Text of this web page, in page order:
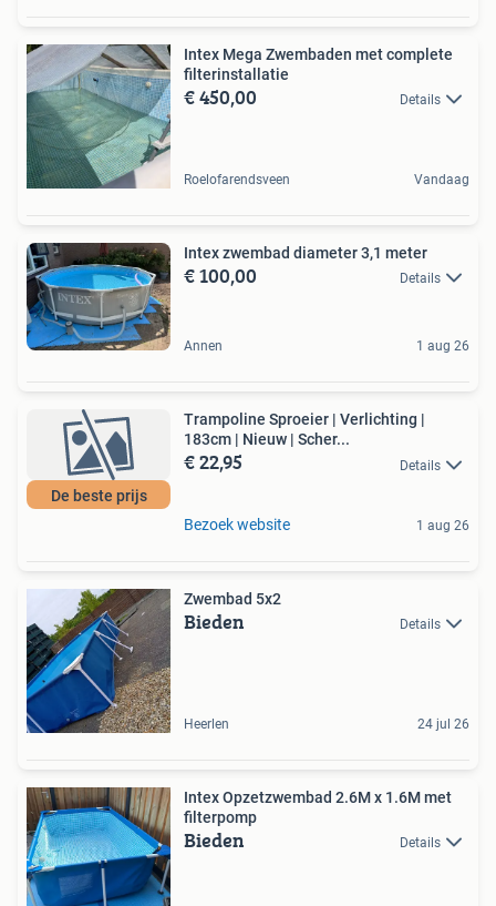
Intex Mega Zwembaden met complete
filterinstallatie
€ 450,00 Details
Roelofarendsveen Vandaag
Intex zwembad diameter 3,1 meter
€ 100,00 Details
Annen 1 aug 26
De beste prijs
Trampoline Sproeier | Verlichting |
183cm | Nieuw | Scher...
€ 22,95 Details
Bezoek website 1 aug 26
Zwembad 5x2
Bieden Details
Heerlen 24 jul 26
Intex Opzetzwembad 2.6M x 1.6M met
filterpomp
Bieden Details